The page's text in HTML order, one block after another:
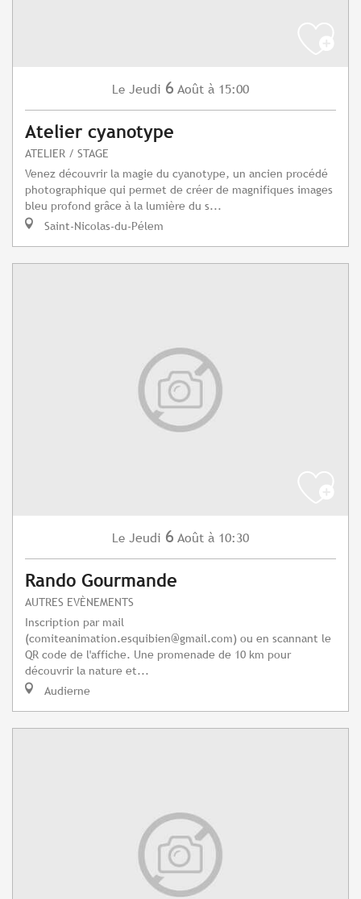
Le Jeudi 6 Août à 15:00
Atelier cyanotype
ATELIER / STAGE
Venez découvrir la magie du cyanotype, un ancien procédé
photographique qui permet de créer de magnifiques images
bleu profond grâce à la lumière du s...
Saint-Nicolas-du-Pélem
Le Jeudi 6 Août à 10:30
Rando Gourmande
AUTRES EVÈNEMENTS
Inscription par mail
(comiteanimation.esquibien@gmail.com) ou en scannant le
QR code de l'affiche. Une promenade de 10 km pour
découvrir la nature et...
Audierne